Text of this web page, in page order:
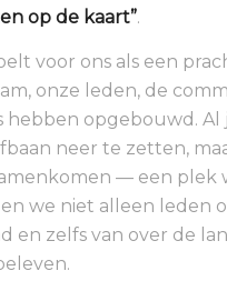
op de kaart”.
voor ons als een
onze leden, de
hebben opgebouwd.
neer te zetten,
— een plek
we niet alleen leden
en zelfs van over de